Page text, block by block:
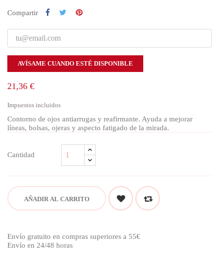
Compartir
AVÍSAME CUANDO ESTÉ DISPONIBLE
21,36 €
Impuestos incluidos
Contorno de ojos antiarrugas y reafirmante. Ayuda a mejorar
líneas, bolsas, ojeras y aspecto fatigado de la mirada.
Cantidad
AÑADIR AL CARRITO
Envío gratuito en compras superiores a 55€
Envío en 24/48 horas